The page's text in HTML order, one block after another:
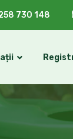
730 148